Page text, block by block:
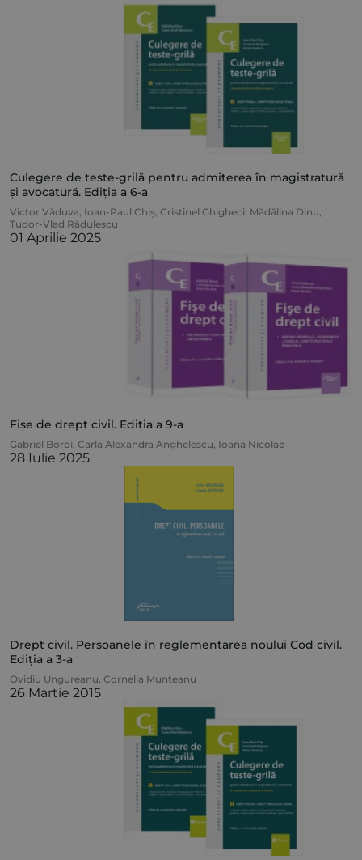
Culegere de teste-grilă pentru admiterea în magistratură
și avocatură. Ediția a 6-a
Victor Văduva, Ioan-Paul Chiș, Cristinel Ghigheci, Mădălina Dinu,
Tudor-Vlad Rădulescu
01 Aprilie 2025
Fișe de drept civil. Ediția a 9-a
Gabriel Boroi, Carla Alexandra Anghelescu, Ioana Nicolae
28 Iulie 2025
Drept civil. Persoanele în reglementarea noului Cod civil.
Ediția a 3-a
Ovidiu Ungureanu, Cornelia Munteanu
26 Martie 2015